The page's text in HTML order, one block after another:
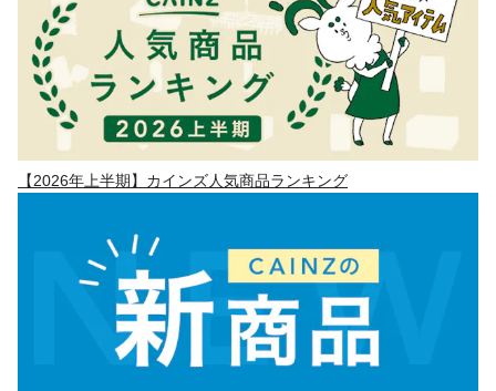
【2026年上半期】カインズ人気商品ランキング